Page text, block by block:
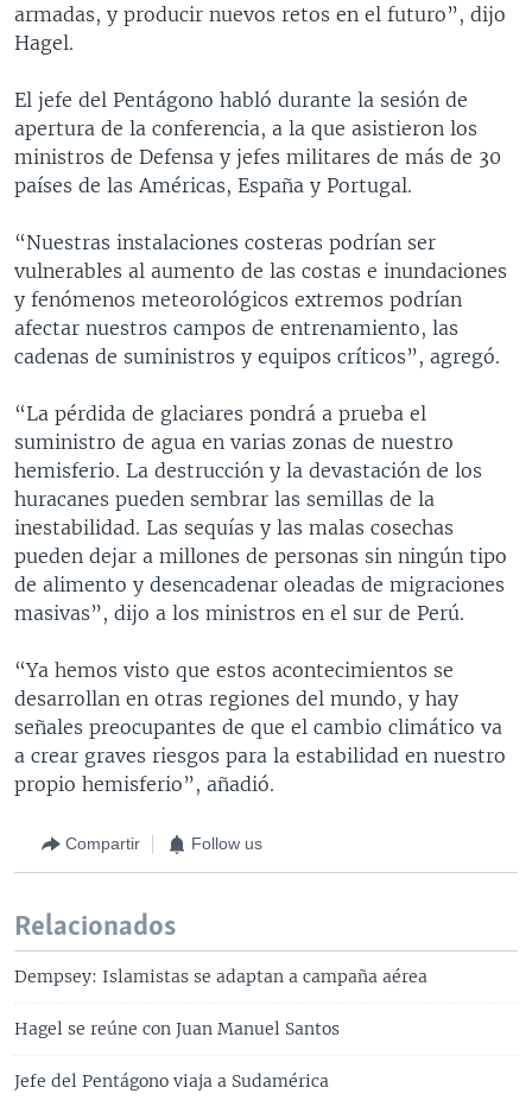
armadas, y producir nuevos retos en el futuro”, dijo
Hagel.
El jefe del Pentágono habló durante la sesión de
apertura de la conferencia, a la que asistieron los
ministros de Defensa y jefes militares de más de 30
países de las Américas, España y Portugal.
“Nuestras instalaciones costeras podrían ser
vulnerables al aumento de las costas e inundaciones
y fenómenos meteorológicos extremos podrían
afectar nuestros campos de entrenamiento, las
cadenas de suministros y equipos críticos”, agregó.
“La pérdida de glaciares pondrá a prueba el
suministro de agua en varias zonas de nuestro
hemisferio. La destrucción y la devastación de los
huracanes pueden sembrar las semillas de la
inestabilidad. Las sequías y las malas cosechas
pueden dejar a millones de personas sin ningún tipo
de alimento y desencadenar oleadas de migraciones
masivas”, dijo a los ministros en el sur de Perú.
“Ya hemos visto que estos acontecimientos se
desarrollan en otras regiones del mundo, y hay
señales preocupantes de que el cambio climático va
a crear graves riesgos para la estabilidad en nuestro
propio hemisferio”, añadió.
Compartir Follow us
Relacionados
Dempsey: Islamistas se adaptan a campaña aérea
Hagel se reúne con Juan Manuel Santos
Jefe del Pentágono viaja a Sudamérica